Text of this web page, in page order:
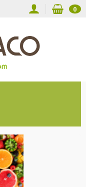
0